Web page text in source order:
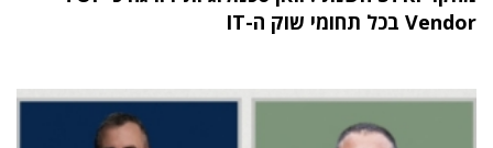
Vendor בכל תחומי שוק ה-IT